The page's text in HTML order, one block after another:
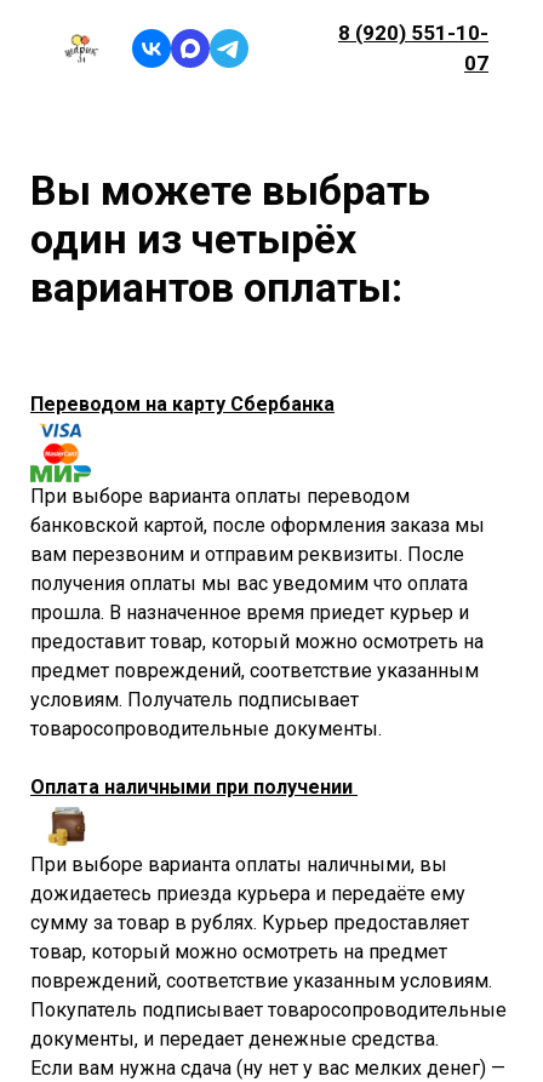
8 (920) 551-10-
07
Вы можете выбрать
один из четырёх
вариантов оплаты:
Переводом на карту Сбербанка
При выборе варианта оплаты переводом
банковской картой, после оформления заказа мы
вам перезвоним и отправим реквизиты. После
получения оплаты мы вас уведомим что оплата
прошла. В назначенное время приедет курьер и
предоставит товар, который можно осмотреть на
предмет повреждений, соответствие указанным
условиям. Получатель подписывает
товаросопроводительные документы.
Оплата наличными при получении
При выборе варианта оплаты наличными, вы
дожидаетесь приезда курьера и передаёте ему
сумму за товар в рублях. Курьер предоставляет
товар, который можно осмотреть на предмет
повреждений, соответствие указанным условиям.
Покупатель подписывает товаросопроводительные
документы, и передает денежные средства.
Если вам нужна сдача (ну нет у вас мелких денег) —